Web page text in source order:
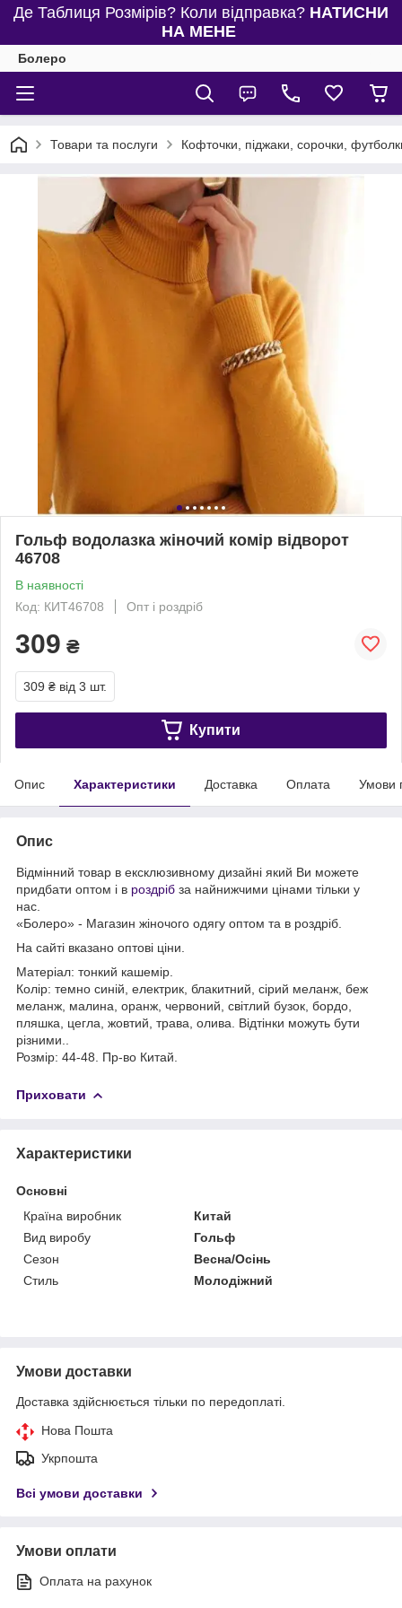
Де Таблиця Розмірів? Коли відправка? НАТИСНИ
НА МЕНЕ
Болеро
Товари та послуги Кофточки, піджаки, сорочки,
Гольф водолазка жіночий комір відворот
46708
В наявності
Код: КИТ46708
Опт і роздріб
309 ₴
309 ₴ від 3 шт.
Купити
Опис Характеристики Доставка Оплата Умови
Опис
Відмінний товар в ексклюзивному дизайні який Ви можете
придбати оптом і в роздріб за найнижчими цінами тільки у
нас.
«Болеро» - Магазин жіночого одягу оптом та в роздріб.
На сайті вказано оптові ціни.
Матеріал: тонкий кашемір.
Колір: темно синій, електрик, блакитний, сірий меланж, беж
меланж, малина, оранж, червоний, світлий бузок, бордо,
пляшка, цегла, жовтий, трава, олива. Відтінки можуть бути
різними..
Розмір: 44-48. Пр-во Китай.
Приховати
Характеристики
Основні
Країна виробник
Китай
Вид виробу
Гольф
Сезон
Весна/Осінь
Стиль
Молодіжний
Умови доставки
Доставка здійснюється тільки по передоплаті.
Нова Пошта
Укрпошта
Всі умови доставки
Умови оплати
Оплата на рахунок